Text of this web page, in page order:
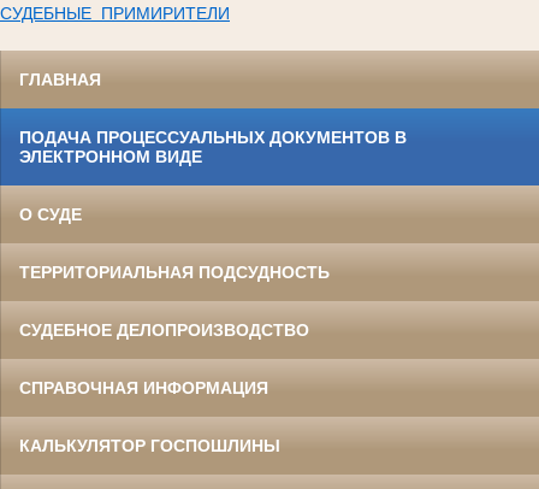
СУДЕБНЫЕ ПРИМИРИТЕЛИ
ГЛАВНАЯ
ПОДАЧА ПРОЦЕССУАЛЬНЫХ ДОКУМЕНТОВ В
ЭЛЕКТРОННОМ ВИДЕ
О СУДЕ
ТЕРРИТОРИАЛЬНАЯ ПОДСУДНОСТЬ
СУДЕБНОЕ ДЕЛОПРОИЗВОДСТВО
СПРАВОЧНАЯ ИНФОРМАЦИЯ
КАЛЬКУЛЯТОР ГОСПОШЛИНЫ